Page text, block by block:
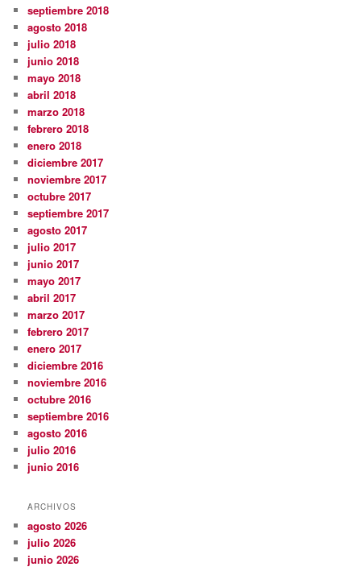
septiembre 2018
agosto 2018
julio 2018
junio 2018
mayo 2018
abril 2018
marzo 2018
febrero 2018
enero 2018
diciembre 2017
noviembre 2017
octubre 2017
septiembre 2017
agosto 2017
julio 2017
junio 2017
mayo 2017
abril 2017
marzo 2017
febrero 2017
enero 2017
diciembre 2016
noviembre 2016
octubre 2016
septiembre 2016
agosto 2016
julio 2016
junio 2016
ARCHIVOS
agosto 2026
julio 2026
junio 2026